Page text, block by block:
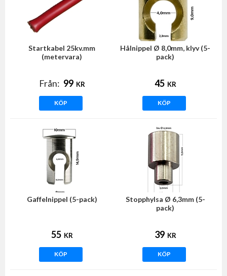
Startkabel 25kv.mm
(metervara)
Från: 99 KR
KÖP
Hålnippel Ø 8,0mm, klyv (5-
pack)
45 KR
KÖP
Gaffelnippel (5-pack)
55 KR
KÖP
Stopphylsa Ø 6,3mm (5-
pack)
39 KR
KÖP